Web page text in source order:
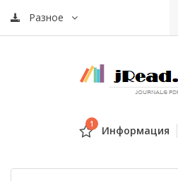
Разное
1 Информация